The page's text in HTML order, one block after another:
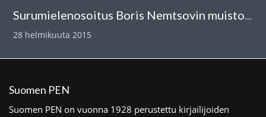
Surumielenosoitus Boris Nemtsovin muistolle 28.2.
28 helmikuuta 2015
Suomen PEN
Suomen PEN on vuonna 1928 perustettu kirjailijoiden